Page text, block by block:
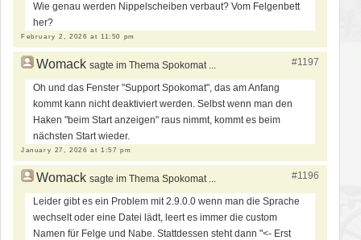
Wie genau werden Nippelscheiben verbaut? Vom Felgenbett
her?
February 2, 2026 at 11:50 pm
Womack sagte im Thema Spokomat ... #1197
Oh und das Fenster "Support Spokomat", das am Anfang
kommt kann nicht deaktiviert werden. Selbst wenn man den
Haken "beim Start anzeigen" raus nimmt, kommt es beim
nächsten Start wieder.
January 27, 2026 at 1:57 pm
Womack sagte im Thema Spokomat ... #1196
Leider gibt es ein Problem mit 2.9.0.0 wenn man die Sprache
wechselt oder eine Datei lädt, leert es immer die custom
Namen für Felge und Nabe. Stattdessen steht dann "<- Erst